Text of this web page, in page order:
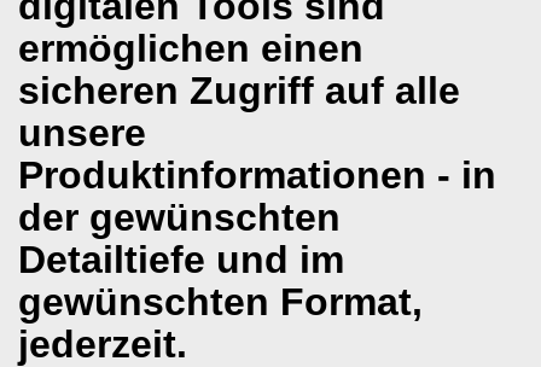
ermöglichen einen
sicheren Zugriff auf alle
unsere
Produktinformationen - in
der gewünschten
Detailtiefe und im
gewünschten Format,
jederzeit.